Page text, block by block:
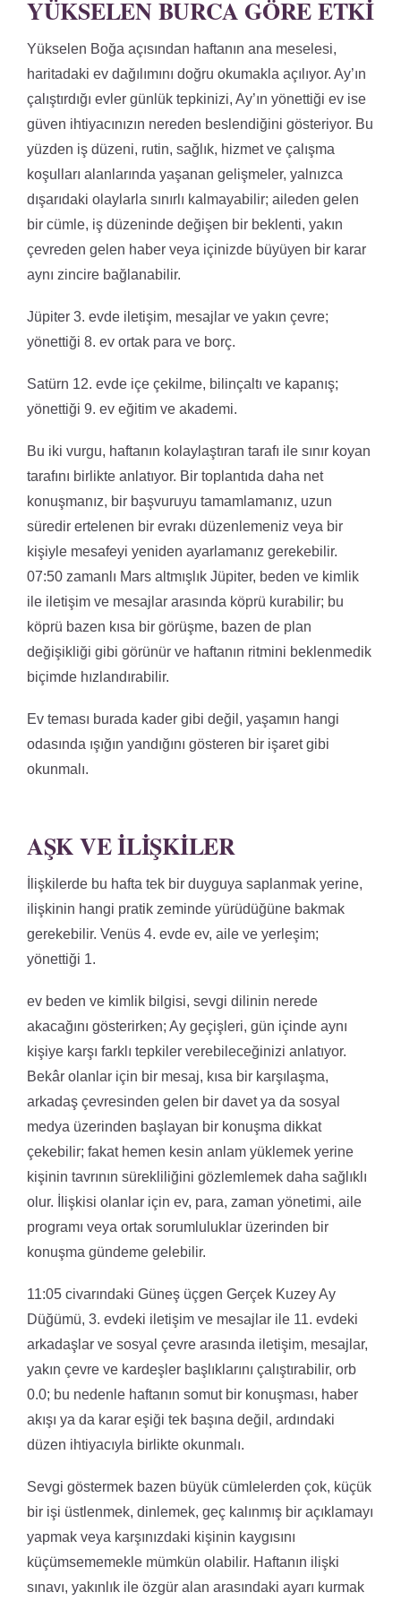
YÜKSELEN BURCA GÖRE ETKI
Yükselen Boğa açısından haftanın ana meselesi,
haritadaki ev dağılımını doğru okumakla açılıyor. Ay’ın
çalıştırdığı evler günlük tepkinizi, Ay’ın yönettiği ev ise
güven ihtiyacınızın nereden beslendiğini gösteriyor. Bu
yüzden iş düzeni, rutin, sağlık, hizmet ve çalışma
koşulları alanlarında yaşanan gelişmeler, yalnızca
dışarıdaki olaylarla sınırlı kalmayabilir; aileden gelen
bir cümle, iş düzeninde değişen bir beklenti, yakın
çevreden gelen haber veya içinizde büyüyen bir karar
aynı zincire bağlanabilir.
Jüpiter 3. evde iletişim, mesajlar ve yakın çevre;
yönettiği 8. ev ortak para ve borç.
Satürn 12. evde içe çekilme, bilinçaltı ve kapanış;
yönettiği 9. ev eğitim ve akademi.
Bu iki vurgu, haftanın kolaylaştıran tarafı ile sınır koyan
tarafını birlikte anlatıyor. Bir toplantıda daha net
konuşmanız, bir başvuruyu tamamlamanız, uzun
süredir ertelenen bir evrakı düzenlemeniz veya bir
kişiyle mesafeyi yeniden ayarlamanız gerekebilir.
07:50 zamanlı Mars altmışlık Jüpiter, beden ve kimlik
ile iletişim ve mesajlar arasında köprü kurabilir; bu
köprü bazen kısa bir görüşme, bazen de plan
değişikliği gibi görünür ve haftanın ritmini beklenmedik
biçimde hızlandırabilir.
Ev teması burada kader gibi değil, yaşamın hangi
odasında ışığın yandığını gösteren bir işaret gibi
okunmalı.
AŞK VE İLIŞKILER
İlişkilerde bu hafta tek bir duyguya saplanmak yerine,
ilişkinin hangi pratik zeminde yürüdüğüne bakmak
gerekebilir. Venüs 4. evde ev, aile ve yerleşim;
yönettiği 1.
ev beden ve kimlik bilgisi, sevgi dilinin nerede
akacağını gösterirken; Ay geçişleri, gün içinde aynı
kişiye karşı farklı tepkiler verebileceğinizi anlatıyor.
Bekâr olanlar için bir mesaj, kısa bir karşılaşma,
arkadaş çevresinden gelen bir davet ya da sosyal
medya üzerinden başlayan bir konuşma dikkat
çekebilir; fakat hemen kesin anlam yüklemek yerine
kişinin tavrının sürekliliğini gözlemlemek daha sağlıklı
olur. İlişkisi olanlar için ev, para, zaman yönetimi, aile
programı veya ortak sorumluluklar üzerinden bir
konuşma gündeme gelebilir.
11:05 civarındaki Güneş üçgen Gerçek Kuzey Ay
Düğümü, 3. evdeki iletişim ve mesajlar ile 11. evdeki
arkadaşlar ve sosyal çevre arasında iletişim, mesajlar,
yakın çevre ve kardeşler başlıklarını çalıştırabilir, orb
0.0; bu nedenle haftanın somut bir konuşması, haber
akışı ya da karar eşiği tek başına değil, ardındaki
düzen ihtiyacıyla birlikte okunmalı.
Sevgi göstermek bazen büyük cümlelerden çok, küçük
bir işi üstlenmek, dinlemek, geç kalınmış bir açıklamayı
yapmak veya karşınızdaki kişinin kaygısını
küçümsememekle mümkün olabilir. Haftanın ilişki
sınavı, yakınlık ile özgür alan arasındaki ayarı kurmak